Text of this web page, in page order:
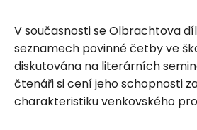
V současnosti se Olbrachtova
seznamech povinné četby ve
diskutována na literárních
čtenáři si cení jeho schopnosti
charakteristiku venkovského